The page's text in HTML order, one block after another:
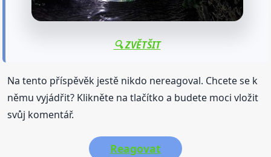
🔍 ZVĚTŠIT
Na tento příspěvěk jestě nikdo nereagoval. Chcete se k
němu vyjádřit? Klikněte na tlačítko a budete moci vložit
svůj komentář.
Reagovat